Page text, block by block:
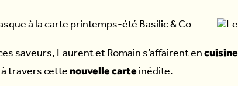
saveurs, Laurent et Romain s’affairent en cuisine
travers cette nouvelle carte inédite.